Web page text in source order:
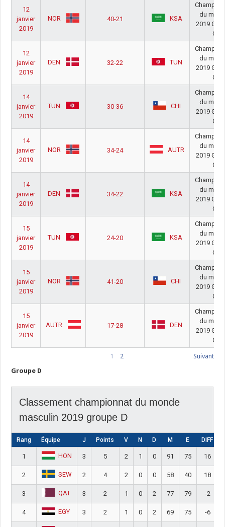
12
janvier
2019
NOR 40-21 KSA
du
2019
C
12
janvier
2019
DEN 32-22 TUN
du
2019
C
14
janvier
2019
TUN 30-36 CHI
du
2019
C
14
janvier
2019
NOR 34-24 AUTR
du
2019
C
14
janvier
2019
DEN 34-22 KSA
du
2019
C
15
janvier
2019
TUN 24-20 KSA
du
2019
C
15
janvier
2019
NOR 41-20 CHI
du
2019
C
15
janvier
2019
AUTR 17-28 DEN
du
2019
C
1 2
Suivant
Groupe D
Classement championnat du monde
masculin 2019 groupe D
Rang Équipe J Points V N D M E DIFF
1 HON 3 5 2 1 0 91 75 16
2 SEW 2 4 2 0 0 58 40 18
3 QAT 3 2 1 0 2 77 79 -2
4 EGY 3 2 1 0 2 69 75 -6